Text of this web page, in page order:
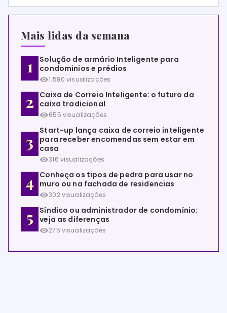
Mais lidas da semana
Solução de armário Inteligente para
condomínios e prédios
1.580 visualizações
Caixa de Correio Inteligente: o futuro da
caixa tradicional
655 visualizações
Start-up lança caixa de correio inteligente
para receber encomendas sem estar em
casa
316 visualizações
Conheça os tipos de pedra para usar no
muro ou na fachada de residencias
302 visualizações
Síndico ou administrador de condomínio:
veja as diferenças
275 visualizações